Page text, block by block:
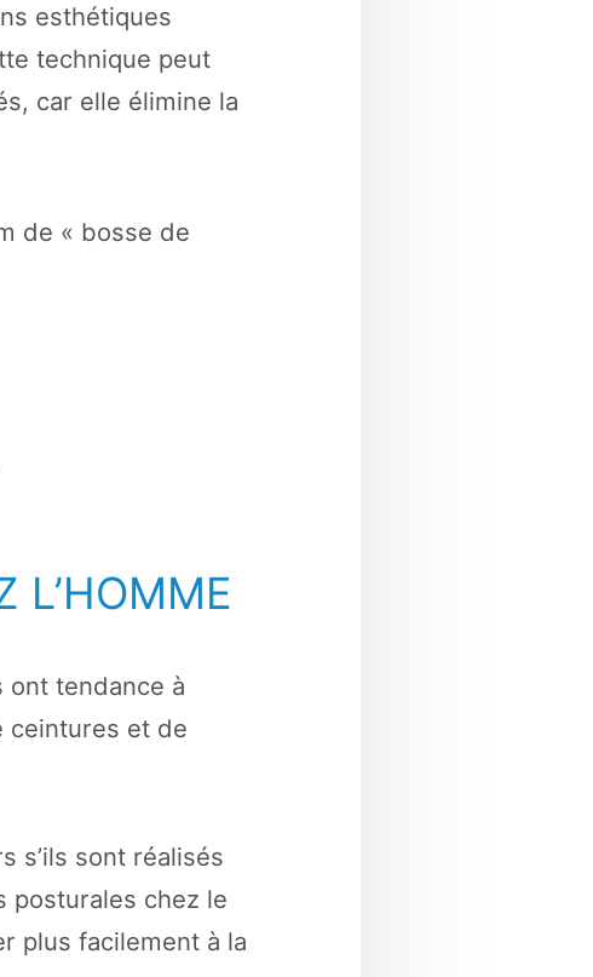
esthétiques
technique peut
car elle élimine la
de « bosse de
L’HOMME
ont tendance à
ceintures et de
s’ils sont réalisés
posturales chez le
plus facilement à la